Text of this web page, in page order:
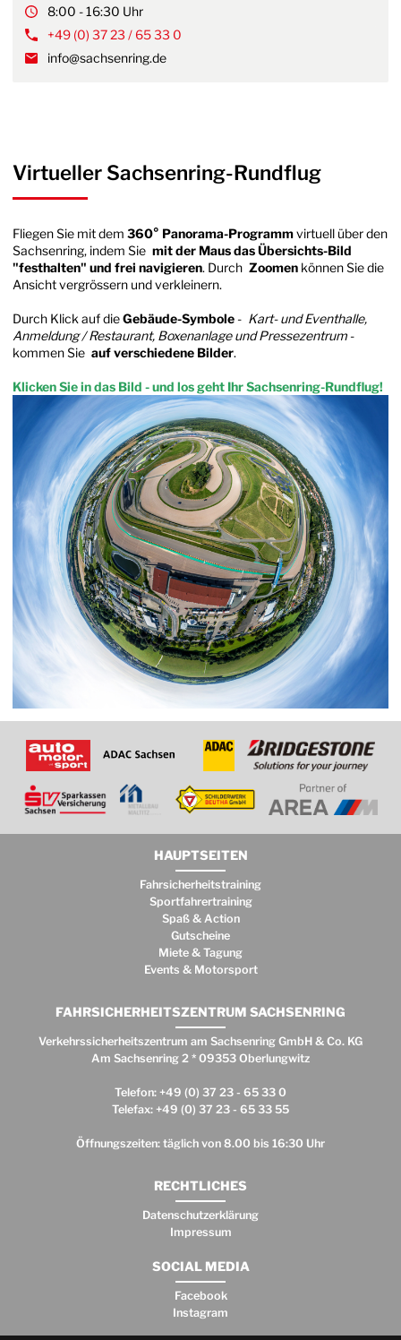
8:00 - 16:30 Uhr
+49 (0) 37 23 / 65 33 0
info@sachsenring.de
Virtueller Sachsenring-Rundflug
Fliegen Sie mit dem 360° Panorama-Programmvirtuell über den
Sachsenring, indem Sie mit der Maus das Übersichts-Bild
"festhalten" und frei navigieren. Durch Zoomen können Sie die
Ansicht vergrössern und verkleinern.
Durch Klick auf dieGebäude-Symbole - Kart- und Eventhalle,
Anmeldung / Restaurant, Boxenanlage und Pressezentrum -
kommen Sie auf verschiedene Bilder.
Klicken Sie in das Bild - und los geht Ihr Sachsenring-Rundflug!
HAUPTSEITEN
Fahrsicherheitstraining
Sportfahrertraining
Spaß & Action
Gutscheine
Miete & Tagung
Events & Motorsport
FAHRSICHERHEITSZENTRUM SACHSENRING
Verkehrssicherheitszentrum am Sachsenring GmbH & Co. KG
Am Sachsenring 2 * 09353 Oberlungwitz
Telefon: +49 (0) 37 23 - 65 33 0
Telefax: +49 (0) 37 23 - 65 33 55
Öffnungszeiten: täglich von 8.00 bis 16:30 Uhr
RECHTLICHES
Datenschutzerklärung
Impressum
SOCIAL MEDIA
Facebook
Instagram